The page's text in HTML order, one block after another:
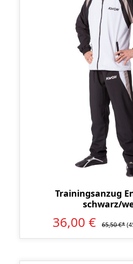
Trainingsanzug
schwarz/
36,00 € 65,50 €*